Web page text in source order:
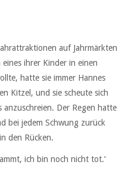
auf Jahrmärkten
ihrer Kinder in einen
hatte sie immer Hannes
Kitzel, und sie scheute sich
anzuschreien. Der Regen hatte
bei jedem Schwung zurück
den Rücken.
ich bin noch nicht tot.‘